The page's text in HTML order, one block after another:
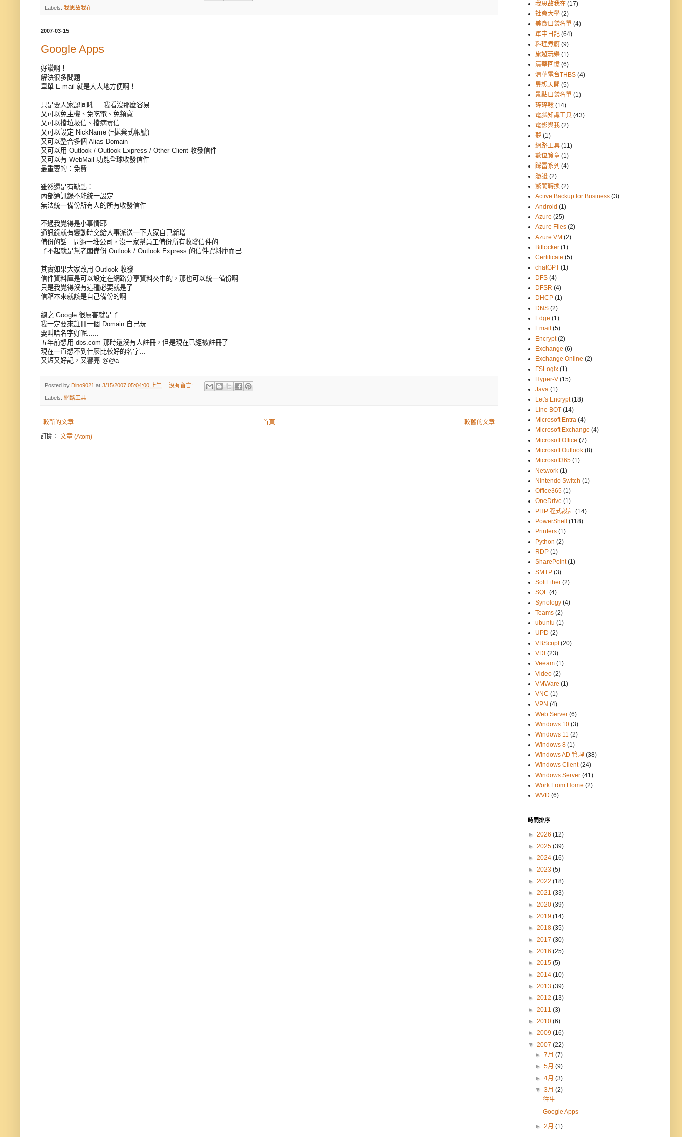
Labels: 我思故我在
2007-03-15
Google Apps
好讚啊！
解決很多問題
單單 E-mail 就是大大地方便啊！
只是要人家認同吼.....我看沒那麼容易...
又可以免主機、免吃電、免頻寬
又可以擋垃圾信、擋病毒信
又可以設定 NickName (=拋棄式帳號)
又可以整合多個 Alias Domain
又可以用 Outlook / Outlook Express / Other Client 收發信件
又可以有 WebMail 功能全球收發信件
最重要的：免費
雖然還是有缺點：
內部通訊錄不能統一設定
無法統一備份所有人的所有收發信件
不過我覺得是小事情耶
通訊錄就有變動時交給人事派送一下大家自己新增
備份的話...問過一堆公司，沒一家幫員工備份所有收發信件的
了不起就是幫老闆備份 Outlook / Outlook Express 的信件資料庫而已
其實如果大家改用 Outlook 收發
信件資料庫是可以設定在網路分享資料夾中的，那也可以統一備份啊
只是我覺得沒有這種必要就是了
信箱本來就該是自己備份的啊
總之 Google 很厲害就是了
我一定要來註冊一個 Domain 自己玩
要叫啥名字好呢......
五年前想用 dbs.com 那時還沒有人註冊，但是現在已經被註冊了
現在一直想不到什麼比較好的名字...
又短又好記，又響亮 @@a
Posted by Dino9021 at 3/15/2007 05:04:00 上午 沒有留言:
Labels: 網路工具
較新的文章 較舊的文章
首頁
訂閱： 文章 (Atom)
我思故我在 (17)
社會大學 (2)
美食口袋名單 (4)
軍中日記 (64)
料理煮廚 (9)
旅遊玩樂 (1)
清華回憶 (6)
清華電台THBS (4)
異想天開 (5)
景點口袋名單 (1)
碎碎唸 (14)
電腦知識工具 (43)
電影與我 (2)
夢 (1)
網路工具 (11)
數位簽章 (1)
踩雷系列 (4)
憑證 (2)
繁簡轉換 (2)
Active Backup for Business (3)
Android (1)
Azure (25)
Azure Files (2)
Azure VM (2)
Bitlocker (1)
Certificate (5)
chatGPT (1)
DFS (4)
DFSR (4)
DHCP (1)
DNS (2)
Edge (1)
Email (5)
Encrypt (2)
Exchange (6)
Exchange Online (2)
FSLogix (1)
Hyper-V (15)
Java (1)
Let's Encrypt (18)
Line BOT (14)
Microsoft Entra (4)
Microsoft Exchange (4)
Microsoft Office (7)
Microsoft Outlook (8)
Microsoft365 (1)
Network (1)
Nintendo Switch (1)
Office365 (1)
OneDrive (1)
PHP 程式設計 (14)
PowerShell
(118)
Printers (1)
Python (2)
RDP (1)
SharePoint (1)
SMTP (3)
SoftEther (2)
SQL (4)
Synology (4)
Teams (2)
ubuntu (1)
UPD (2)
VBScript (20)
VDI (23)
Veeam (1)
Video (2)
VMWare (1)
VNC (1)
VPN (4)
Web Server (6)
Windows 10 (3)
Windows 11 (2)
Windows 8 (1)
Windows AD 管理 (38)
Windows Client (24)
Windows Server (41)
Work From Home (2)
WVD (6)
時間排序
► 2026 (12)
► 2025 (39)
► 2024 (16)
► 2023 (5)
► 2022 (18)
► 2021 (33)
► 2020 (39)
► 2019 (14)
► 2018 (35)
► 2017 (30)
► 2016 (25)
► 2015 (5)
► 2014 (10)
► 2013 (39)
► 2012 (13)
► 2011 (3)
► 2010 (6)
► 2009 (16)
▼ 2007 (22)
►7月(7)
►5月(9)
►4月(3)
▼3月(2)
往生
Google Apps
►2月(1)